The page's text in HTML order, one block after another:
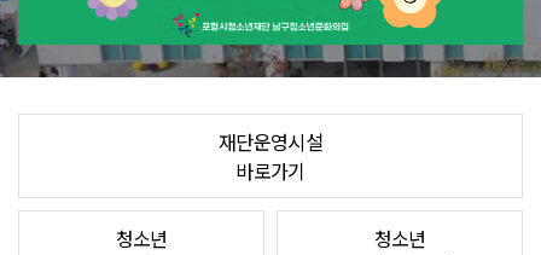
재단운영시설
바로가기
청소년
청소년